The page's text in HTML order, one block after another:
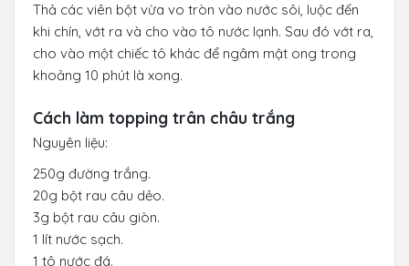
Thả các viên bột vừa vo tròn vào nước sôi, luộc đến
khi chín, vớt ra và cho vào tô nước lạnh. Sau đó vớt ra,
cho vào một chiếc tô khác để ngâm mật ong trong
khoảng 10 phút là xong.
Cách làm topping trân châu trắng
Nguyên liệu:
250g đường trắng.
20g bột rau câu dẻo.
3g bột rau câu giòn.
1 lít nước sạch.
1 tô nước đá.